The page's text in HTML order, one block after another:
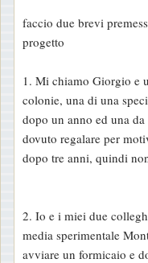
o
faccio due brevi
progetto
1. Mi chiamo Giorgio e
colonie, una di una
dopo un anno ed una
dovuto regalare per
dopo tre anni, quindi
2. Io e i miei due
media sperimentale
avviare un formicaio e